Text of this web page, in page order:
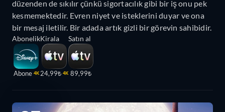
düzenden de sıkılır çünkü sigortacılık gibi bir iş onu pek
kesmemektedir. Evren niyet ve isteklerini duyar ve ona
bir mesaj iletilir. Bir adada artık gizli bir görevin sahibidir.
Abonelik
Abone 4K
Kirala
24,99₺ 4K
Satın al
89,99₺